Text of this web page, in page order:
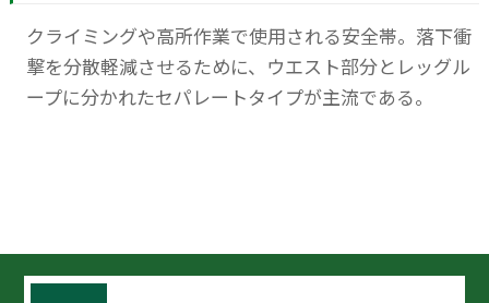
クライミングや高所作業で使用される安全帯。落下衝
撃を分散軽減させるために、ウエスト部分とレッグル
ープに分かれたセパレートタイプが主流である。